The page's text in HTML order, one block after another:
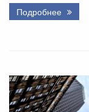
Подробнее